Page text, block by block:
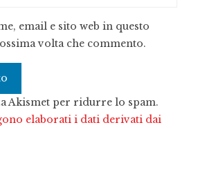
email e sito web in questo
volta che commento.
Akismet per ridurre lo spam.
elaborati i dati derivati dai